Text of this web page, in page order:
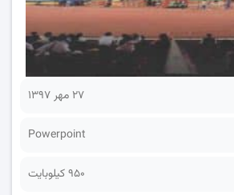
۲۷ مهر ۱۳۹۷
Powerpoint
950 کیلوبایت